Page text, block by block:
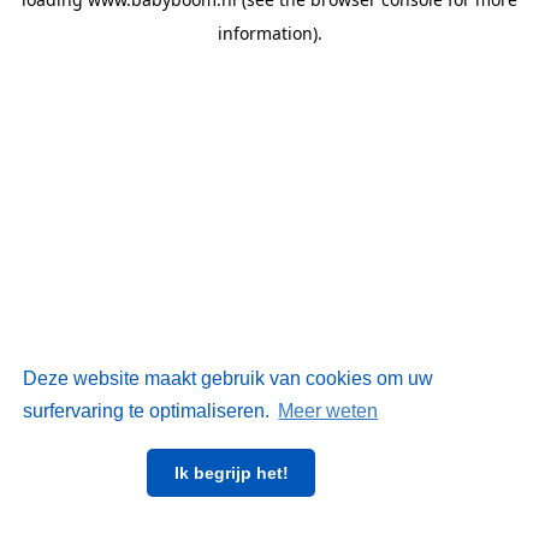
Deze website maakt gebruik van cookies om uw
surfervaring te optimaliseren. Meer weten
Ik begrijp het!
information).